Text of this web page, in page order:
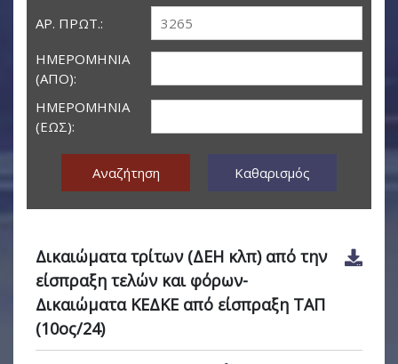
ΑΡ. ΠΡΩΤ.:
ΗΜΕΡΟΜΗΝΊΑ
(ΑΠΌ):
ΗΜΕΡΟΜΗΝΊΑ
(ΈΩΣ):
Αναζήτηση Καθαρισμός
Δικαιώματα τρίτων (ΔΕΗ κλπ) από την
είσπραξη τελών και φόρων-
Δικαιώματα ΚΕΔΚΕ από είσπραξη ΤΑΠ
(10ος/24)